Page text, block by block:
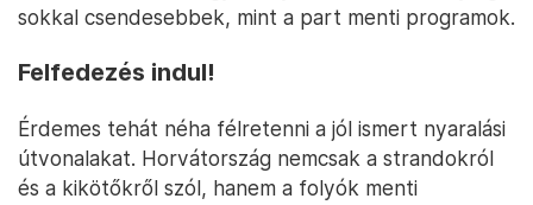
klasszikus Winnetou-filmek több jelenetét is itt
kopár fennsíkok akkoriban az amerikai vadnyugatot
idézték a kelet-európaiak számára, a táj ma is
könnyen felismerhető a régi felvételekről.